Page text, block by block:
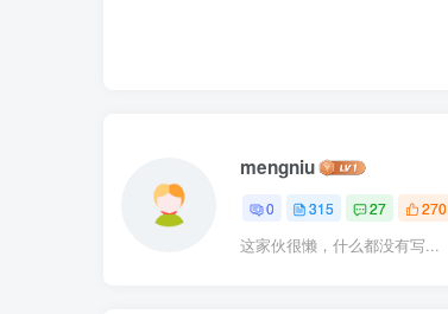
mengniu
0 315 27 270
这家伙很懒，什么都没有写...